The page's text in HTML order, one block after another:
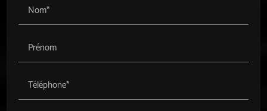
Nom*
Prénom
Téléphone*